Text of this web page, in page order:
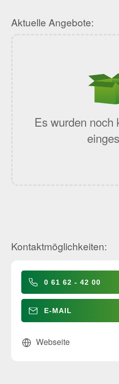
Aktuelle Angebote:
Es wurden noch
Kontaktmöglichkeiten:
0 61 62 - 42 00
E-MAIL
Webseite